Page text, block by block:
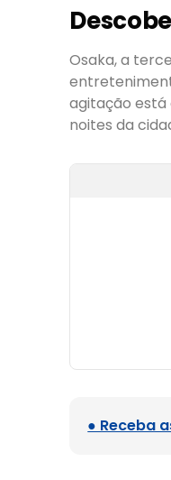
Osaka, a
agitação está
noites da
● Receba